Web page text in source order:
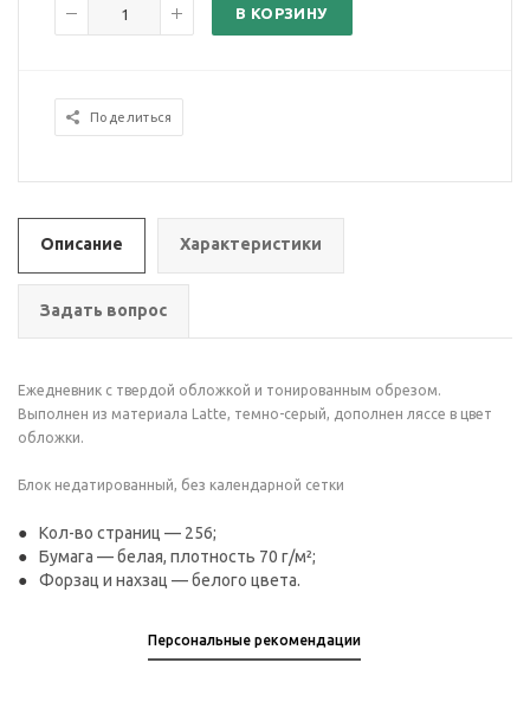
В КОРЗИНУ
Поделиться
Описание Характеристики
Задать вопрос
Ежедневник с твердой обложкой и тонированным обрезом.
Выполнен из материала Latte, темно-серый, дополнен ляссе в цвет
обложки.
Блок недатированный, без календарной сетки
Кол-во страниц — 256;
Бумага — белая, плотность 70 г/м²;
Форзац и нахзац — белого цвета.
Персональные рекомендации